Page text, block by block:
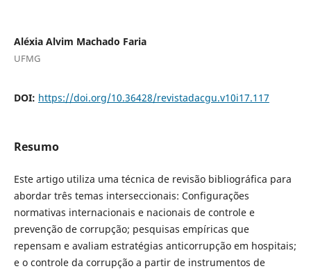
Aléxia Alvim Machado Faria
UFMG
DOI: https://doi.org/10.36428/revistadacgu.v10i17.117
Resumo
Este artigo utiliza uma técnica de revisão bibliográfica para
abordar três temas interseccionais: Configurações
normativas internacionais e nacionais de controle e
prevenção de corrupção; pesquisas empíricas que
repensam e avaliam estratégias anticorrupção em hospitais;
e o controle da corrupção a partir de instrumentos de